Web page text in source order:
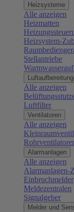
Heizsysteme
Alle anzeigen
Heizmatten
Heizsystem-
Stellantriebe
Alle anzeigen
Luftfilter
Ventilatoren
Alle anzeigen
Alarmanlagen
Alle anzeigen
Alarmanlagen-
Einbruchmelder
Meldezentralen
Signalgeber
Melder und